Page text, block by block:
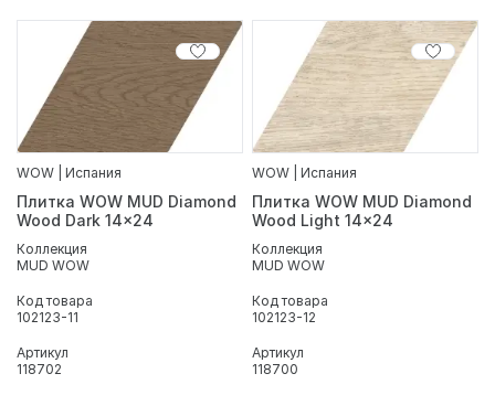
WOW | Испания
Плитка WOW MUD Diamond
Wood Dark 14x24
Коллекция
MUD WOW
Код товара
102123-11
Артикул
118702
WOW | Испания
Плитка WOW MUD Diamond
Wood Light 14x24
Коллекция
MUD WOW
Код товара
102123-12
Артикул
118700